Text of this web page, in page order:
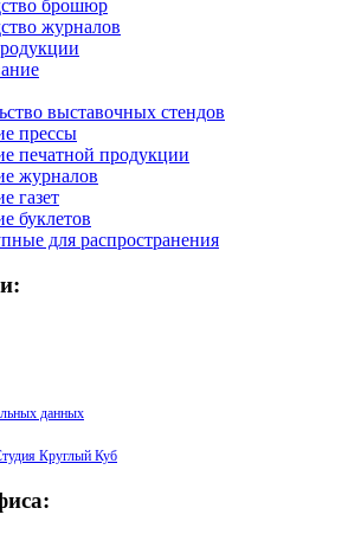
брошюр
журналов
выставочных стендов
прессы
печатной продукции
журналов
газет
буклетов
для распространения
данных
Круглый Куб